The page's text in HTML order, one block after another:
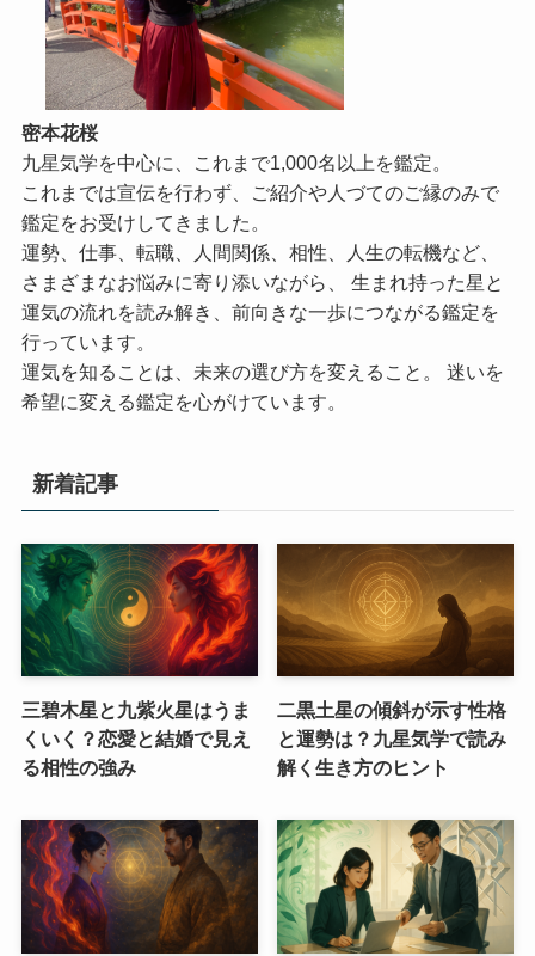
密本花桜
九星気学を中心に、これまで1,000名以上を鑑定。
これまでは宣伝を行わず、ご紹介や人づてのご縁のみで
鑑定をお受けしてきました。
運勢、仕事、転職、人間関係、相性、人生の転機など、
さまざまなお悩みに寄り添いながら、 生まれ持った星と
運気の流れを読み解き、前向きな一歩につながる鑑定を
行っています。
運気を知ることは、未来の選び方を変えること。 迷いを
希望に変える鑑定を心がけています。
新着記事
三碧木星と九紫火星はうま
くいく？恋愛と結婚で見え
る相性の強み
二黒土星の傾斜が示す性格
と運勢は？九星気学で読み
解く生き方のヒント